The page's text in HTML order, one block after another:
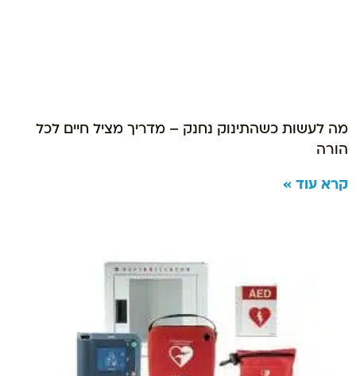
מה לעשות כשהתינוק נחנק – מדריך מציל חיים לכל
הורה
קרא עוד »